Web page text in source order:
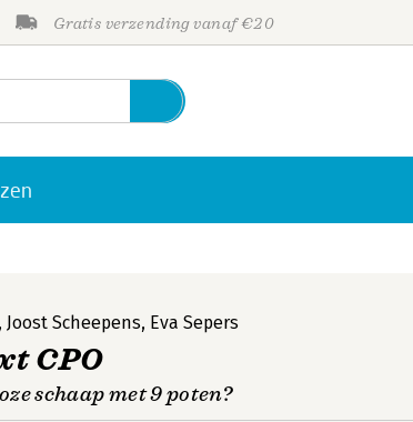
Gratis verzending vanaf €20
, Joost Scheepens, Eva Sepers
CPO
schaap met 9 poten?
Personen